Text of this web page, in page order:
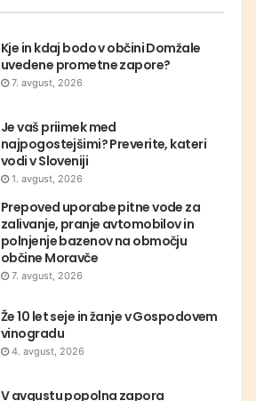
Kje in kdaj bodo v občini Domžale
uvedene prometne zapore?
7. avgust, 2026
Je vaš priimek med
najpogostejšimi? Preverite, kateri
vodi v Sloveniji
1. avgust, 2026
Prepoved uporabe pitne vode za
zalivanje, pranje avtomobilov in
polnjenje bazenov na območju
občine Moravče
7. avgust, 2026
Že 10 let seje in žanje v Gospodovem
vinogradu
4. avgust, 2026
V avgustu popolna zapora